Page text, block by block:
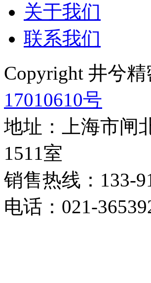
关于我们
联系我们
Copyright 井兮
17010610号
地址：上海市闸
1511室
销售热线：133-
电话：021-